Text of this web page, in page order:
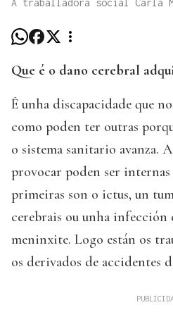
A traballadora social Carla
Que é o dano cerebral
É unha discapacidade que
como poden ter outras
o sistema sanitario avanza.
provocar poden ser internas
primeiras son o ictus, un
cerebrais ou unha infección
meninxite. Logo están os
os derivados de accidentes